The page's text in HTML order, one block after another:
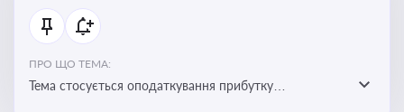
ПРО ЩО ТЕМА:
Тема стосується оподаткування прибутку